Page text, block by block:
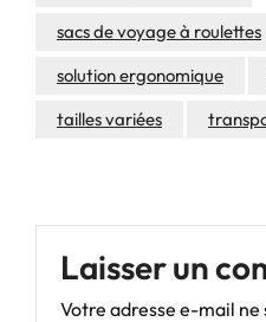
sacs de voyage à roulettes
solution ergonomique
tailles variées
Laisser un
Votre adresse e-mail ne